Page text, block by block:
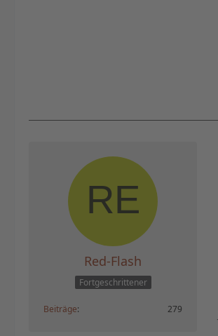
Red-Flash
Fortgeschrittener
Beiträge 279